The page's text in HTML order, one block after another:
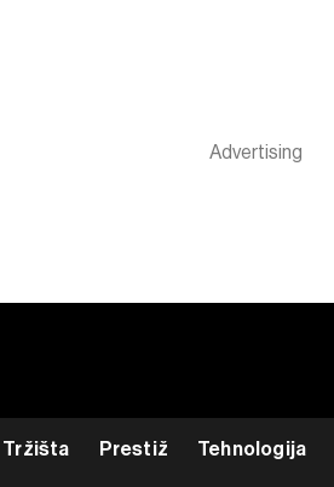
Tržišta Prestiž Tehnologija